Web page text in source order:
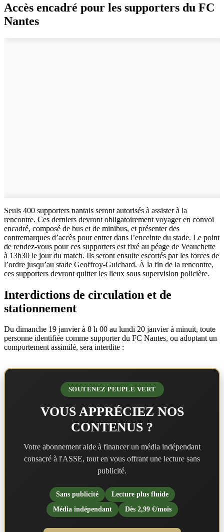
Accès encadré pour les supporters du FC
Nantes
Seuls 400 supporters nantais seront autorisés à assister à la
rencontre. Ces derniers devront obligatoirement voyager en convoi
encadré, composé de bus et de minibus, et présenter des
contremarques d’accès pour entrer dans l’enceinte du stade. Le point
de rendez-vous pour ces supporters est fixé au péage de Veauchette
à 13h30 le jour du match. Ils seront ensuite escortés par les forces de
l’ordre jusqu’au stade Geoffroy-Guichard. À la fin de la rencontre,
ces supporters devront quitter les lieux sous supervision policière.
Interdictions de circulation et de
stationnement
Du dimanche 19 janvier à 8 h 00 au lundi 20 janvier à minuit, toute
personne identifiée comme supporter du FC Nantes, ou adoptant un
comportement assimilé, sera interdite :
SOUTENEZ PEUPLE VERT
VOUS APPRÉCIEZ NOS
CONTENUS ?
Votre abonnement aide à financer un média indépendant
consacré à l'ASSE, tout en vous offrant une lecture sans
publicité.
Sans publicité
Lecture plus fluide
Média indépendant
Dès 2,99 €/mois